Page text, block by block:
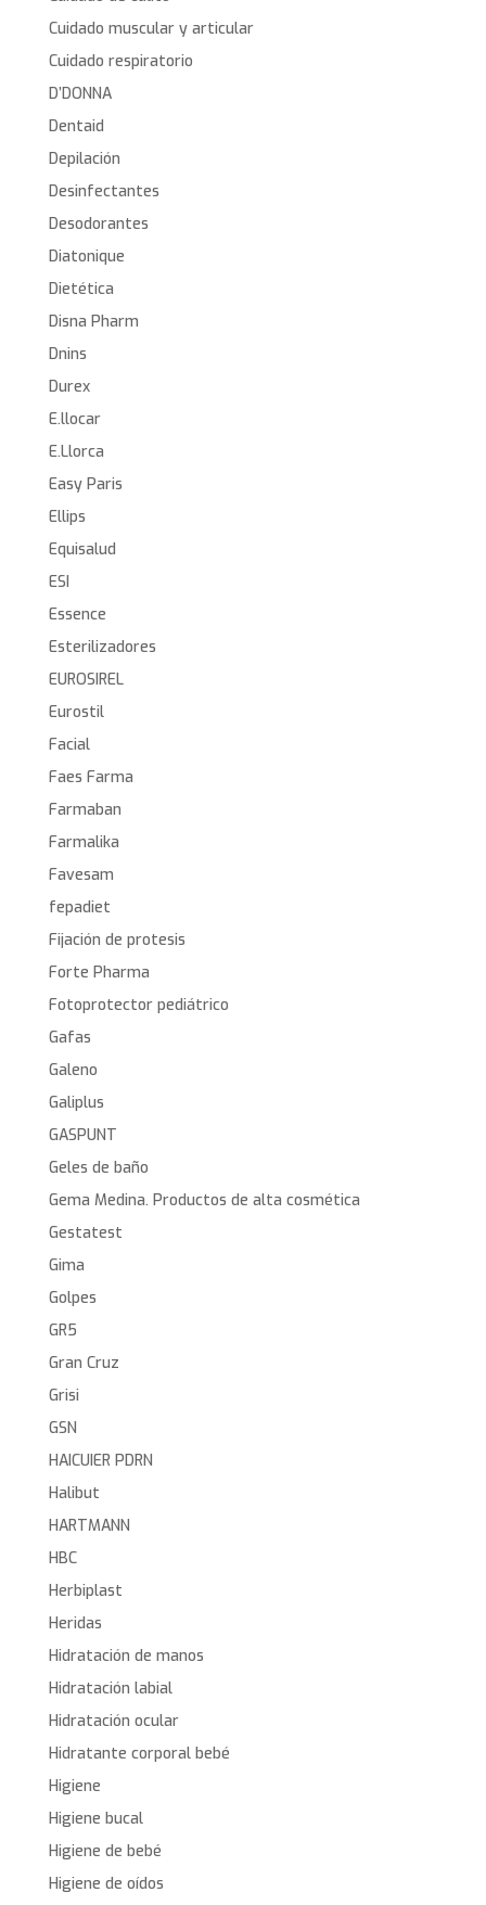
Cuidado muscular y articular
Cuidado respiratorio
D’DONNA
Dentaid
Depilación
Desinfectantes
Desodorantes
Diatonique
Dietética
Disna Pharm
Dnins
Durex
E.llocar
E.Llorca
Easy Paris
Ellips
Equisalud
ESI
Essence
Esterilizadores
EUROSIREL
Eurostil
Facial
Faes Farma
Farmaban
Farmalika
Favesam
fepadiet
Fijación de protesis
Forte Pharma
Fotoprotector pediátrico
Gafas
Galeno
Galiplus
GASPUNT
Geles de baño
Gema Medina. Productos de alta cosmética
Gestatest
Gima
Golpes
GR5
Gran Cruz
Grisi
GSN
HAICUIER PDRN
Halibut
HARTMANN
HBC
Herbiplast
Heridas
Hidratación de manos
Hidratación labial
Hidratación ocular
Hidratante corporal bebé
Higiene
Higiene bucal
Higiene de bebé
Higiene de oídos